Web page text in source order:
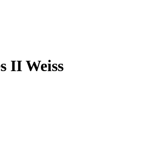
II Weiss